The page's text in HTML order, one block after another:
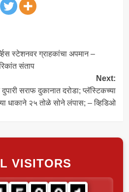
स्टेशनवर ग्राहकांचा अपमान –
संताप
Next:
सराफ दुकानात दरोडा; प्लॅस्टिकच्या
धाकाने २५ तोळे सोने लंपास; – व्हिडिओ
VISITORS